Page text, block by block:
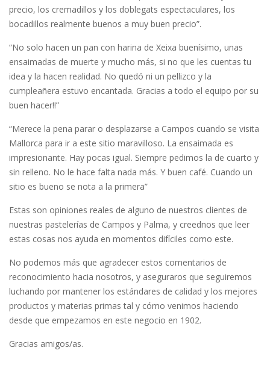
precio, los cremadillos y los doblegats espectaculares, los
bocadillos realmente buenos a muy buen precio”.
“No solo hacen un pan con harina de Xeixa buenísimo, unas
ensaimadas de muerte y mucho más, si no que les cuentas tu
idea y la hacen realidad. No quedó ni un pellizco y la
cumpleañera estuvo encantada. Gracias a todo el equipo por su
buen hacer!!”
“Merece la pena parar o desplazarse a Campos cuando se visita
Mallorca para ir a este sitio maravilloso. La ensaimada es
impresionante. Hay pocas igual. Siempre pedimos la de cuarto y
sin relleno. No le hace falta nada más. Y buen café. Cuando un
sitio es bueno se nota a la primera”
Estas son opiniones reales de alguno de nuestros clientes de
nuestras pastelerías de Campos y Palma, y creednos que leer
estas cosas nos ayuda en momentos difíciles como este.
No podemos más que agradecer estos comentarios de
reconocimiento hacia nosotros, y aseguraros que seguiremos
luchando por mantener los estándares de calidad y los mejores
productos y materias primas tal y cómo venimos haciendo
desde que empezamos en este negocio en 1902.
Gracias amigos/as.